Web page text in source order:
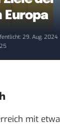
Europa
29. Aug. 2024
mit etwa